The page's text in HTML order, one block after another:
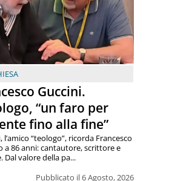
Guccini.
“un faro per
fino alla fine”
Pubblicato il 6 Agosto, 2026
“teologo”, ricorda Francesco
a 86 anni: cantautore, scrittore e
valore della pa...